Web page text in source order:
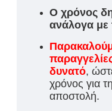
Ο χρόνος
ανάλογα με
δυνατό,
χρόνος για
αποστολή.